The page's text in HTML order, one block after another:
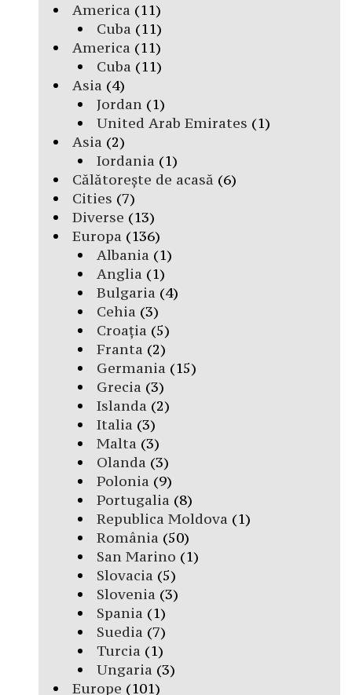
America (11)
Cuba (11)
America (11)
Cuba (11)
Asia (4)
Jordan(1)
United Arab Emirates (1)
Asia (2)
Iordania (1)
Călătorește de acasă (6)
Cities (7)
Diverse (13)
Europa (136)
Albania (1)
Anglia (1)
Bulgaria (4)
Cehia (3)
Croația (5)
Franta (2)
Germania (15)
Grecia (3)
Islanda (2)
Italia (3)
Malta (3)
Olanda (3)
Polonia (9)
Portugalia (8)
Republica Moldova (1)
România (50)
San Marino (1)
Slovacia (5)
Slovenia (3)
Spania (1)
Suedia (7)
Turcia (1)
Ungaria (3)
Europe (101)